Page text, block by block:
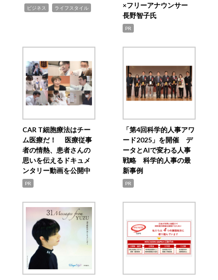
ビジネス ライフスタイル
×フリーアナウンサー
長野智子氏
PR
CAR T細胞療法はチー
ム医療だ！ 医療従事
者の情熱、患者さんの
思いを伝えるドキュメ
ンタリー動画を公開中
PR
「第4回科学的人事アワ
ード2025」を開催 デ
ータとAIで変わる人事
戦略 科学的人事の最
新事例
PR